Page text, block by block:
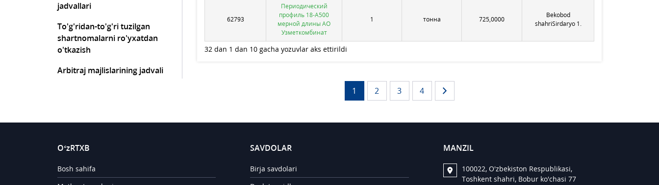
jadvallari
To'g'ridan-to'g'ri tuzilgan
shartnomalarni ro'yxatdan
o'tkazish
Arbitraj majlislarining jadvali
62793
Периодический
профиль 18-А500
мерной длины АО
Узметкомбинат
1 тонна 725,0000
Bekobod
shahriSirdaryo 1.
32 dan 1 dan 10 gacha yozuvlar aks ettirildi
1 2 3 4
O‘zRTXB
Bosh sahifa
SAVDOLAR
Birja savdolari
MANZIL
100022, O'zbekiston Respublikasi,
Toshkent shahri, Bobur ko'chasi 77